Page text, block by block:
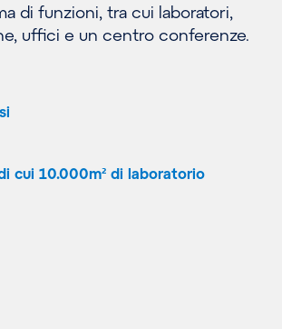
di funzioni, tra cui laboratori,
uffici e un centro conferenze.
cui 10.000m² di laboratorio